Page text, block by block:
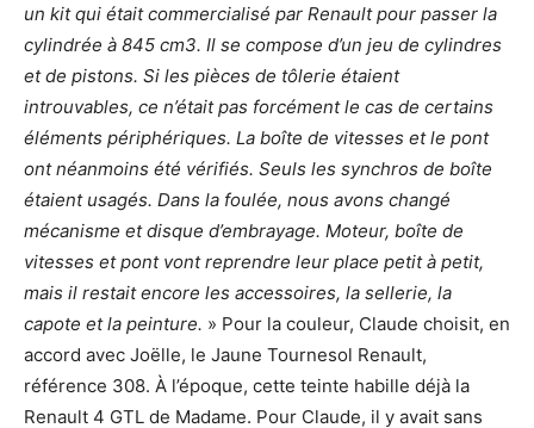
un kit qui était commercialisé par Renault pour passer la
cylindrée à 845 cm3. Il se compose d’un jeu de cylindres
et de pistons. Si les pièces de tôlerie étaient
introuvables, ce n’était pas forcément le cas de certains
éléments périphériques. La boîte de vitesses et le pont
ont néanmoins été vérifiés. Seuls les synchros de boîte
étaient usagés. Dans la foulée, nous avons changé
mécanisme et disque d’embrayage. Moteur, boîte de
vitesses et pont vont reprendre leur place petit à petit,
mais il restait encore les accessoires, la sellerie, la
capote et la peinture. » Pour la couleur, Claude choisit, en
accord avec Joëlle, le Jaune Tournesol Renault,
référence 308. À l’époque, cette teinte habille déjà la
Renault 4 GTL de Madame. Pour Claude, il y avait sans